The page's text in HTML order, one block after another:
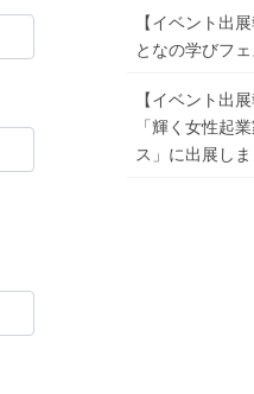
【イベント出
となの学びフ
【イベント出
「輝く女性起
ス」に出展し